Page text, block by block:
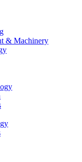
& Machinery